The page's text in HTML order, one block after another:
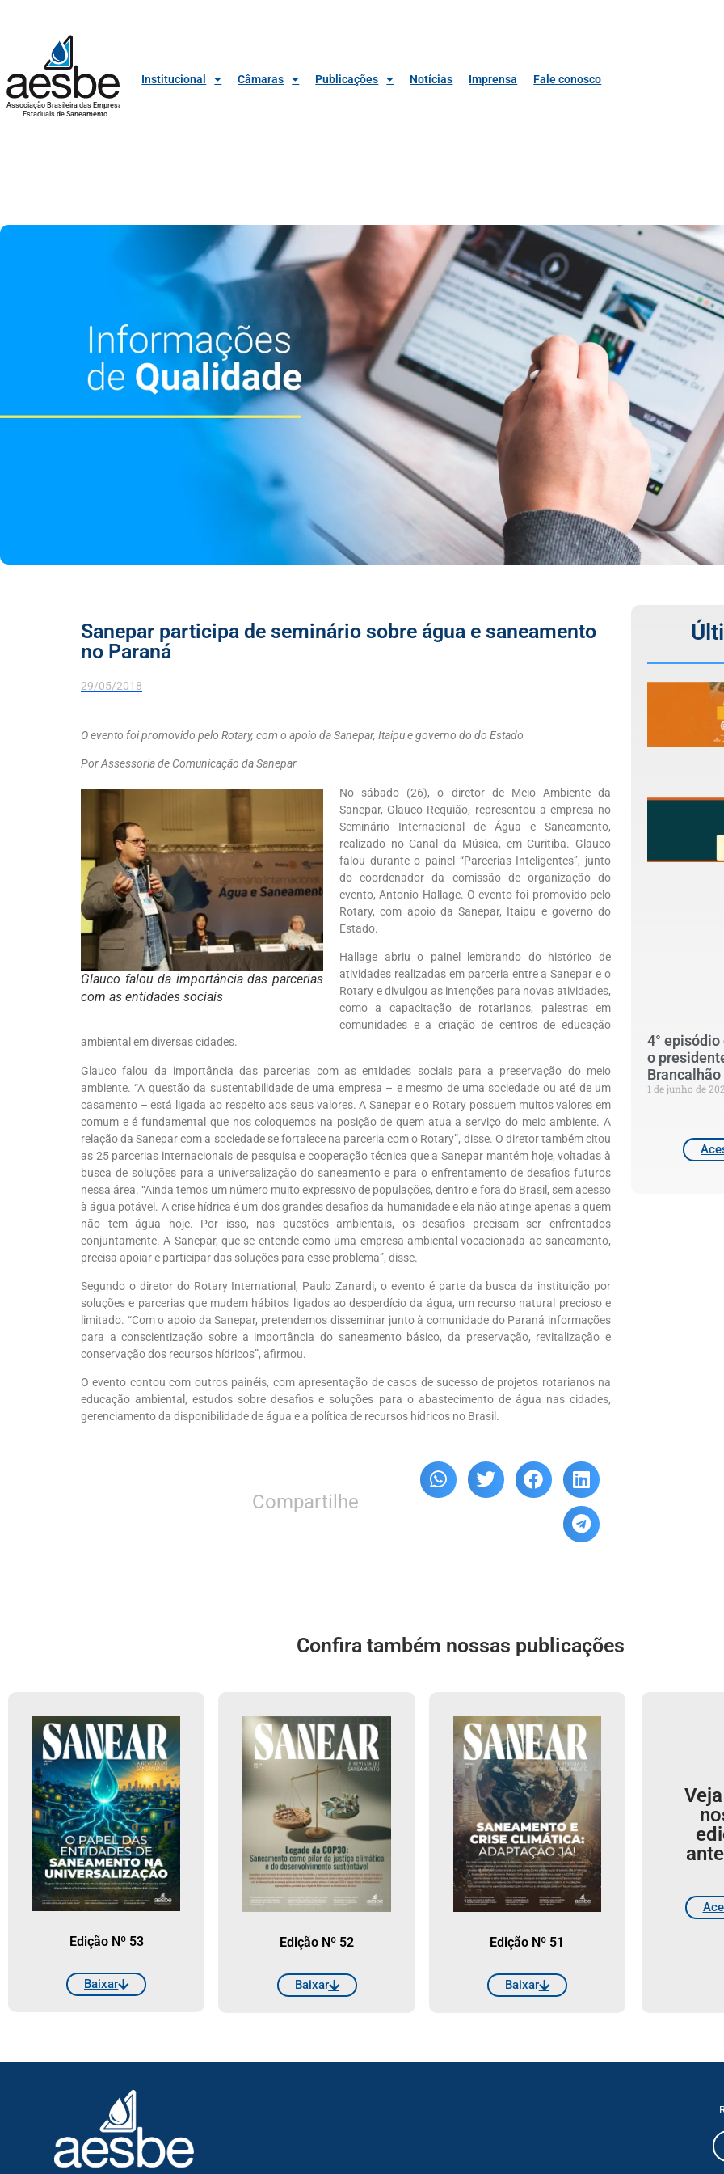
Associação Brasileira das Empresas
Estaduais de Saneamento
Institucional Câmaras Publicações Notícias Imprensa Fale conosco
Sanepar participa de seminário sobre água e saneamento
no Paraná
29/05/2018
O evento foi promovido pelo Rotary, com o apoio da Sanepar, Itaipu e governo do do Estado
Por Assessoria de Comunicação da Sanepar
Glauco falou da importância das parcerias
com as entidades sociais
No sábado (26), o diretor de Meio Ambiente da
Sanepar, Glauco Requião, representou a empresa no
Seminário Internacional de Água e Saneamento,
realizado no Canal da Música, em Curitiba. Glauco
falou durante o painel “Parcerias Inteligentes”, junto
do coordenador da comissão de organização do
evento, Antonio Hallage. O evento foi promovido pelo
Rotary, com apoio da Sanepar, Itaipu e governo do
Estado.
Hallage abriu o painel lembrando do histórico de
atividades realizadas em parceria entre a Sanepar e o
Rotary e divulgou as intenções para novas atividades,
como a capacitação de rotarianos, palestras em
comunidades e a criação de centros de educação
ambiental em diversas cidades.
Glauco falou da importância das parcerias com as entidades sociais para a preservação do meio
ambiente. “A questão da sustentabilidade de uma empresa – e mesmo de uma sociedade ou até de um
casamento – está ligada ao respeito aos seus valores. A Sanepar e o Rotary possuem muitos valores em
comum e é fundamental que nos coloquemos na posição de quem atua a serviço do meio ambiente. A
relação da Sanepar com a sociedade se fortalece na parceria com o Rotary”, disse. O diretor também citou
as 25 parcerias internacionais de pesquisa e cooperação técnica que a Sanepar mantém hoje, voltadas à
busca de soluções para a universalização do saneamento e para o enfrentamento de desafios futuros
nessa área. “Ainda temos um número muito expressivo de populações, dentro e fora do Brasil, sem acesso
à água potável. A crise hídrica é um dos grandes desafios da humanidade e ela não atinge apenas a quem
não tem água hoje. Por isso, nas questões ambientais, os desafios precisam ser enfrentados
conjuntamente. A Sanepar, que se entende como uma empresa ambiental vocacionada ao saneamento,
precisa apoiar e participar das soluções para esse problema”, disse.
Segundo o diretor do Rotary International, Paulo Zanardi, o evento é parte da busca da instituição por
soluções e parcerias que mudem hábitos ligados ao desperdício da água, um recurso natural precioso e
limitado. “Com o apoio da Sanepar, pretendemos disseminar junto à comunidade do Paraná informações
para a conscientização sobre a importância do saneamento básico, da preservação, revitalização e
conservação dos recursos hídricos”, afirmou.
O evento contou com outros painéis, com apresentação de casos de sucesso de projetos rotarianos na
educação ambiental, estudos sobre desafios e soluções para o abastecimento de água nas cidades,
gerenciamento da disponibilidade de água e a política de recursos hídricos no Brasil.
Compartilhe
4°
o
Brancalhão
1 de junho de
Confira também nossas publicações
Edição Nº 53
Baixar
Edição Nº 52
Baixar
Edição Nº 51
Baixar